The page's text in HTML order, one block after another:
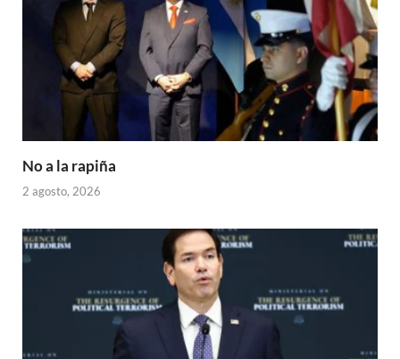
No a la rapiña
2 agosto, 2026